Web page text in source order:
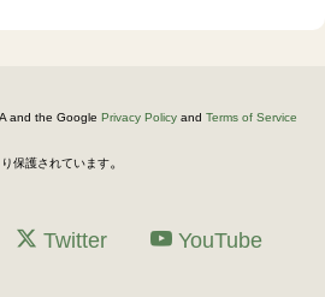
and the Google Privacy Policy and Terms of Service
保護されています。
Twitter YouTube